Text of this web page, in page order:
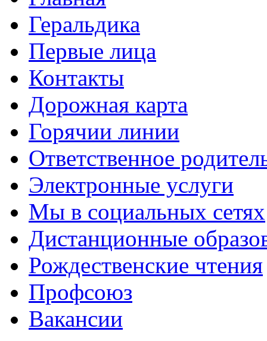
Геральдика
Первые лица
Контакты
Дорожная карта
Горячии линии
Ответственное
Электронные услуги
Мы в социальных сетях
Дистанционные
Рождественские чтения
Профсоюз
Вакансии